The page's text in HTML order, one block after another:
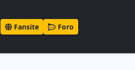
Fansite Foro